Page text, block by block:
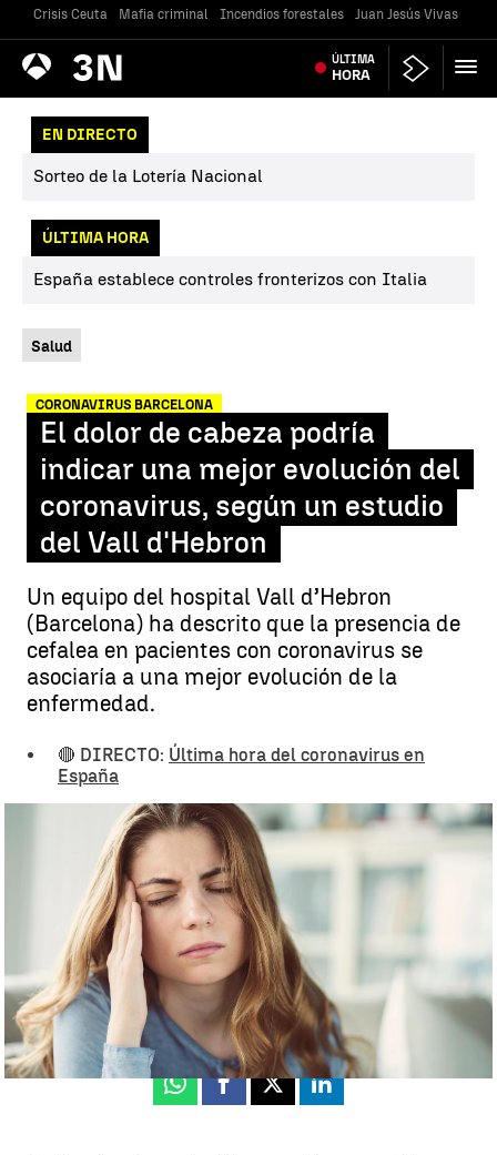
Crisis Ceuta Mafia criminal Incendios forestales Juan Jesús Vivas
Antena
3 Noticias ÚLTIMA
HORA
EN DIRECTO
Sorteo de la Lotería Nacional
ÚLTIMA HORA
España establece controles fronterizos con Italia
Salud
CORONAVIRUS BARCELONA
El dolor de cabeza podría
indicar una mejor evolución del
coronavirus, según un estudio
del Vall d'Hebron
Un equipo del hospital Vall d’Hebron
(Barcelona) ha descrito que la presencia de
cefalea en pacientes con coronavirus se
asociaría a una mejor evolución de la
enfermedad.
🔴 DIRECTO: Última hora del coronavirus en
España
El dolor de cabeza podría indicar una mejor evolución del
coronavirus, según un estudio del Vall d'Hebron |
iStock
Antena 3 Noticias
Actualizado:
06 de noviembre de 2020, 16:11
Publicado:
06 de noviembre de 2020, 13:36
Whatsapp
Facebook
X Linkedin